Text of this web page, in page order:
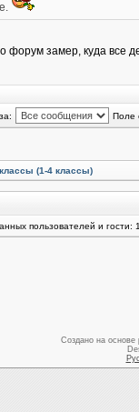
форум замер, куда все
Поле
(1-4 классы)
пользователей и гости:
Создано на основе